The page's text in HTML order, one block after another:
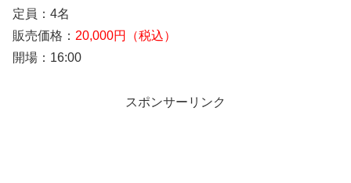
定員：4名
販売価格： 20,000円（税込）
開場：16:00
スポンサーリンク